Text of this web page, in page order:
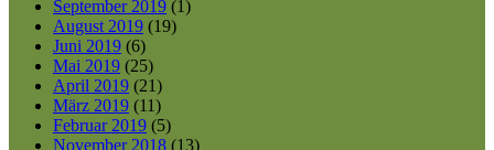
September 2019 (1)
August 2019 (19)
Juni 2019 (6)
Mai 2019 (25)
April 2019 (21)
März 2019 (11)
Februar 2019 (5)
November 2018 (13)